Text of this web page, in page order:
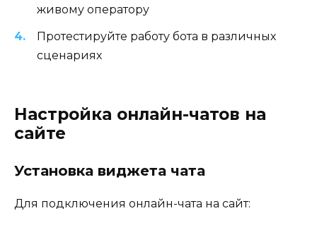
живому оператору
Протестируйте работу бота в различных
сценариях
Настройка онлайн-чатов на
сайте
Установка виджета чата
Для подключения онлайн-чата на сайт: